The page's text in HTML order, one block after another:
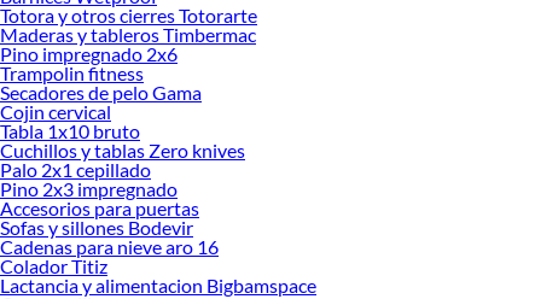
ofrecerte!
Encuentra una amplia variedad de productos de Porcelanatos en Sodimac.
Encuentra todo lo necesario para tus proyectos de renovación y decoración.
¡Visítanos y haz tus ideas realidad!
Totora y otros cierres Totorarte
Maderas y tableros Timbermac
Pino impregnado 2x6
Trampolin fitness
Secadores de pelo Gama
Cojin cervical
Tabla 1x10 bruto
Cuchillos y tablas Zero knives
Palo 2x1 cepillado
Pino 2x3 impregnado
Accesorios para puertas
Sofas y sillones Bodevir
Cadenas para nieve aro 16
Colador Titiz
Lactancia y alimentacion Bigbamspace